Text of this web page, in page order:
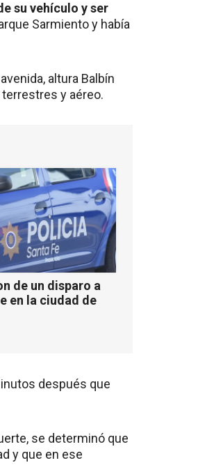
su vehículo y ser
Sarmiento y había
altura Balbín
terrestres y aéreo.
de un disparo a
en la ciudad de
después que
se determinó que
y que en ese